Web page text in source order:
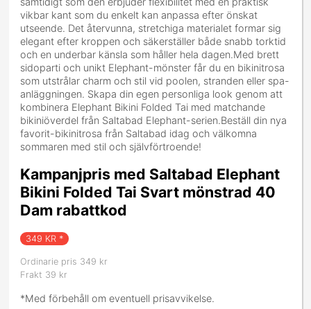
vikbar kant som du enkelt kan anpassa efter önskat
utseende. Det återvunna, stretchiga materialet formar sig
elegant efter kroppen och säkerställer både snabb torktid
och en underbar känsla som håller hela dagen.Med brett
sidoparti och unikt Elephant-mönster får du en bikinitrosa
som utstrålar charm och stil vid poolen, stranden eller spa-
anläggningen. Skapa din egen personliga look genom att
kombinera Elephant Bikini Folded Tai med matchande
bikiniöverdel från Saltabad Elephant-serien.Beställ din nya
favorit-bikinitrosa från Saltabad idag och välkomna
sommaren med stil och självförtroende!
Kampanjpris med Saltabad Elephant
Bikini Folded Tai Svart mönstrad 40
Dam rabattkod
349 KR *
Ordinarie pris 349 kr
Frakt 39 kr
*Med förbehåll om eventuell prisavvikelse.